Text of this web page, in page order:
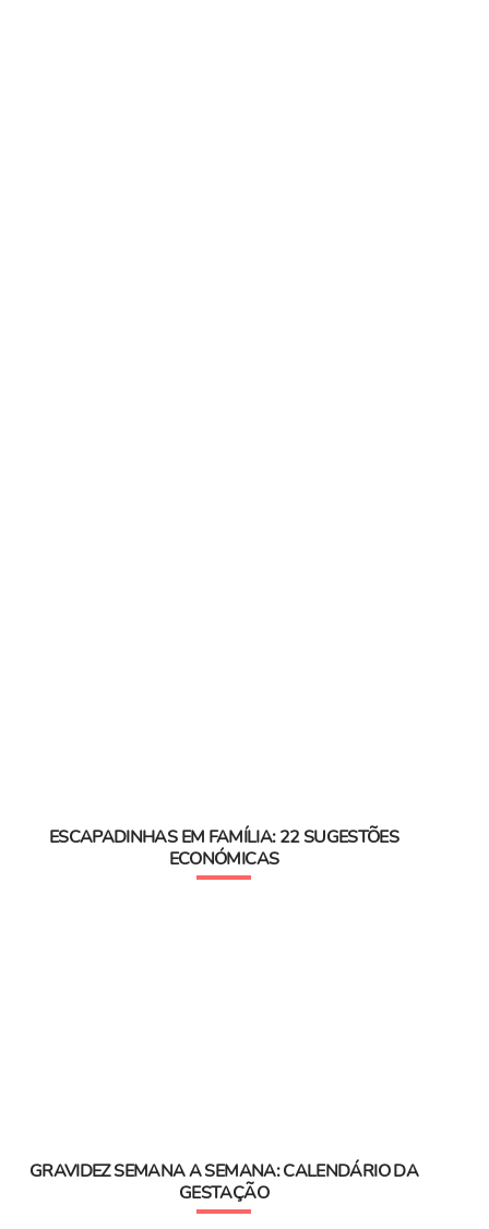
ESCAPADINHAS EM FAMÍLIA: 22 SUGESTÕES
ECONÓMICAS
GRAVIDEZ SEMANA A SEMANA: CALENDÁRIO DA
GESTAÇÃO